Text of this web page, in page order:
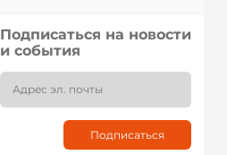
Подписаться на новости
и события